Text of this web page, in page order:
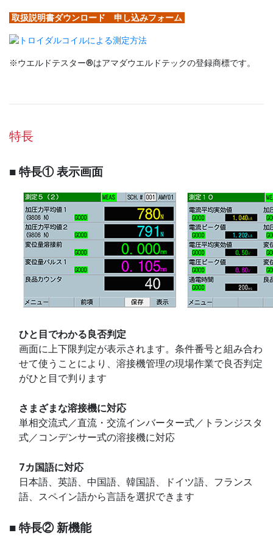
取扱説明書ダウンロード 申し込みフォーム
※ウエルドテスター®はアマダウエルドテックの登録商標です。
特長
■ 特長① 表示画面
ひと目でわかる良否判定
画面に上下限判定が表示されます。条件番号と組み合わ
せて使うことにより、溶接機管理の現場作業で良否判定
がひと目で判ります
さまざまな溶接機に対応
単相交流式／直流・交流インバーター式／トランジスタ
式／コンデンサー式の溶接機に対応
7カ国語に対応
日本語、英語、中国語、韓国語、ドイツ語、フランス
語、スペイン語から言語を選択できます
■ 特長② 新機能